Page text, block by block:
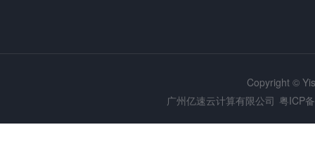
Copyright ©
广州亿速云计算有限公司 粤ICP